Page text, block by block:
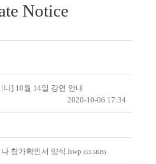
Notice
나] 10월 14일 강연 안내
2020-10-06 17:34
참가확인서 양식.hwp (53.5KB)